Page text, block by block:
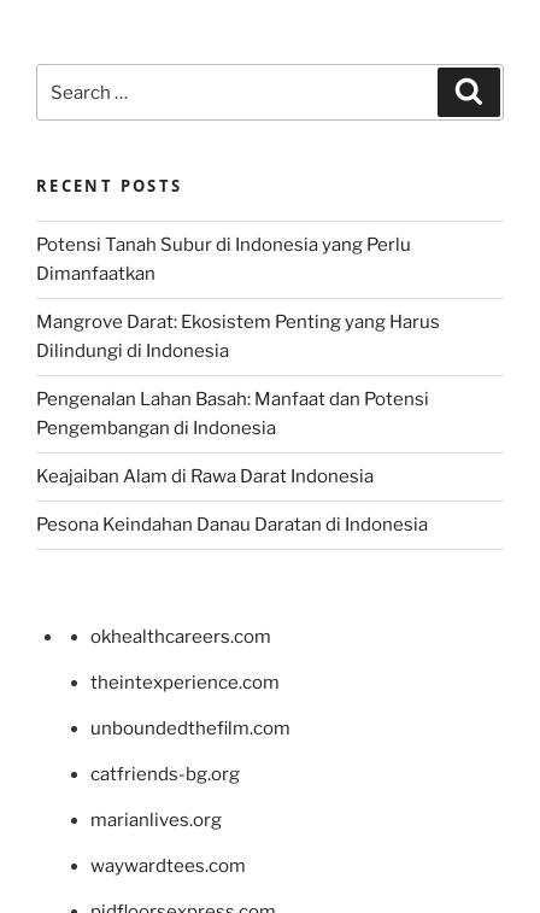
for:
RECENT POSTS
Potensi Tanah Subur di Indonesia yang Perlu
Dimanfaatkan
Mangrove Darat: Ekosistem Penting yang Harus
Dilindungi di Indonesia
Pengenalan Lahan Basah: Manfaat dan Potensi
Pengembangan di Indonesia
Keajaiban Alam di Rawa Darat Indonesia
Pesona Keindahan Danau Daratan di Indonesia
okhealthcareers.com
theintexperience.com
unboundedthefilm.com
catfriends-bg.org
marianlives.org
waywardtees.com